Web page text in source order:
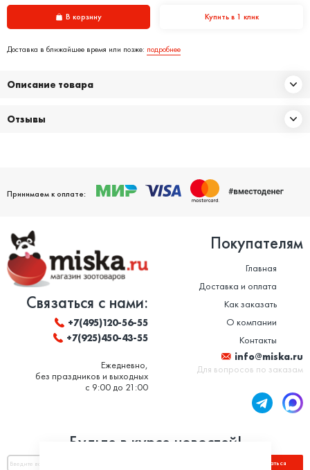
В корзину Купить в 1 клик
Доставка в ближайшее время или позже: подробнее
Описание товара
Отзывы
Принимаем к оплате:
Связаться с нами:
+7(495)120-56-55
+7(925)450-43-55
Ежедневно,
без праздников и выходных
с 9:00 до 21:00
Покупателям
Главная
Доставка и оплата
Как заказать
О компании
Контакты
info@miska.ru
Для вопросов по заказам
Будьте в курсе новостей!
Подписаться